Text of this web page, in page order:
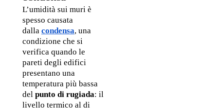
L’umidità sui muri è
spesso causata
dalla condensa, una
condizione che si
verifica quando le
pareti degli edifici
presentano una
temperatura più bassa
del punto di rugiada: il
livello termico al di